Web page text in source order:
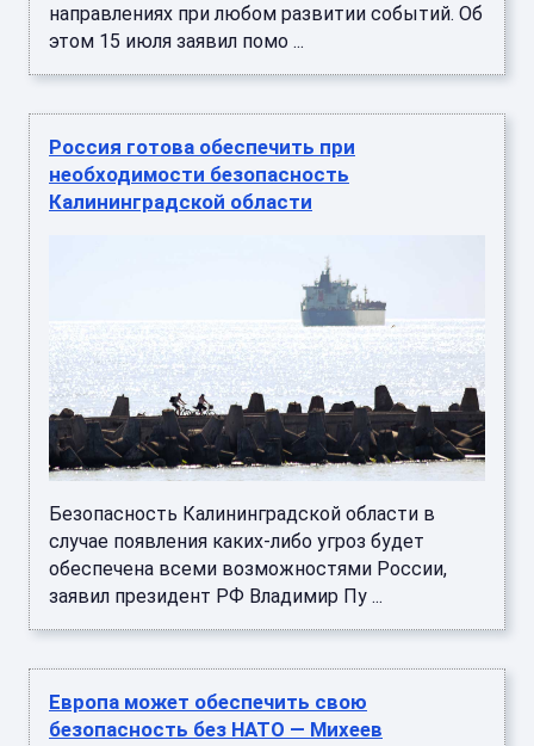
направлениях при любом развитии событий. Об
этом 15 июля заявил помо ...
Россия готова обеспечить при
необходимости безопасность
Калининградской области
Безопасность Калининградской области в
случае появления каких-либо угроз будет
обеспечена всеми возможностями России,
заявил президент РФ Владимир Пу ...
Европа может обеспечить свою
безопасность без НАТО — Михеев